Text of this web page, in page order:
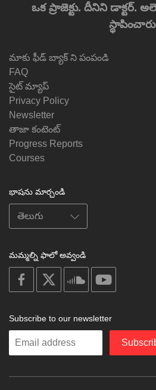
ఒక ప్రాజెక్టు. దీనిని డాక్టర్.
మాకు ఫీడ్ బ్యాక్ ని పంపండి
FAQ
సైట్ మ్యాప్
Privacy Policy
Newsletter
తాజా కంటెంట్
Progress Reports
Courses
భాషను మార్చండి
మమ్మల్ని ఫాలో అవ్వండి
on
facebook
soundcloud
Subscribe to our newsletter
Enter